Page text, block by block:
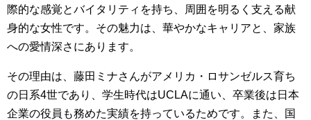
際的な感覚とバイタリティを持ち、周囲を明るく支える献
身的な女性です。その魅力は、華やかなキャリアと、家族
への愛情深さにあります。
その理由は、藤田ミナさんがアメリカ・ロサンゼルス育ち
の日系4世であり、学生時代はUCLAに通い、卒業後は日本
企業の役員も務めた実績を持っているためです。また、国